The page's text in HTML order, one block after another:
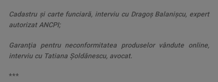
Cadastru şi carte funciară, interviu cu Dragoş Balanişcu, expert
autorizat ANCPI;
Garanţia pentru neconformitatea produselor vândute online,
interviu cu Tatiana Şoldănescu, avocat.
***